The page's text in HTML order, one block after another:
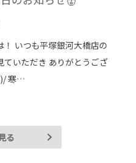
！ いつも平塚銀河大橋店の
ていただき ありがとうござ
寒…
る